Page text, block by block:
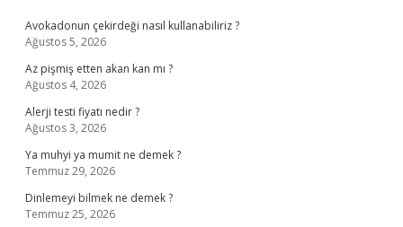
Avokadonun çekirdeği nasıl kullanabiliriz ?
Ağustos 5, 2026
Az pişmiş etten akan kan mı ?
Ağustos 4, 2026
Alerji testi fiyatı nedir ?
Ağustos 3, 2026
Ya muhyi ya mumit ne demek ?
Temmuz 29, 2026
Dinlemeyi bilmek ne demek ?
Temmuz 25, 2026